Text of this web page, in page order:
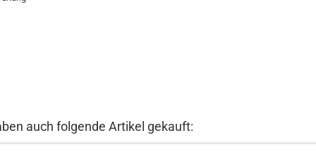
auch folgende Artikel gekauft: